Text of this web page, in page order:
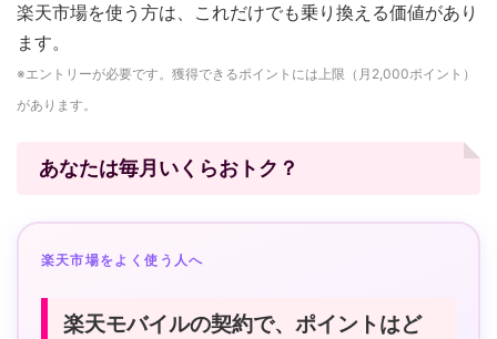
楽天市場を使う方は、これだけでも乗り換える価値があり
ます。
※エントリーが必要です。獲得できるポイントには上限（月2,000ポイント）
があります。
あなたは毎月いくらおトク？
楽天市場をよく使う人へ
楽天モバイルの契約で、ポイントはど